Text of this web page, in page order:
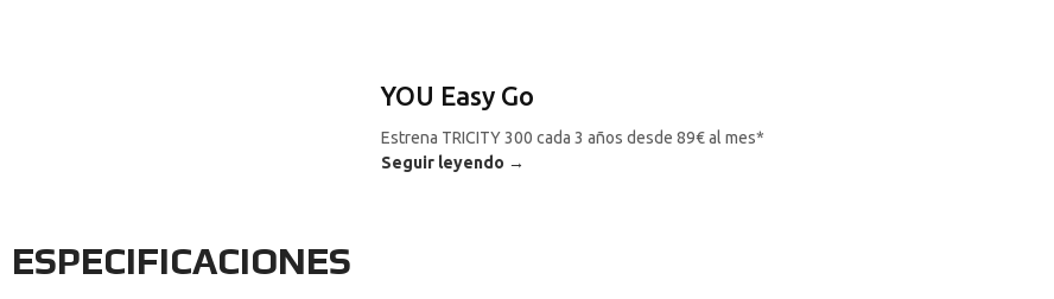
YOU Easy Go
Estrena TRICITY 300 cada 3 años desde 89€ al mes*
Seguir leyendo →
ESPECIFICACIONES